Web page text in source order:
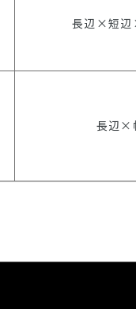
長辺×短
長辺×